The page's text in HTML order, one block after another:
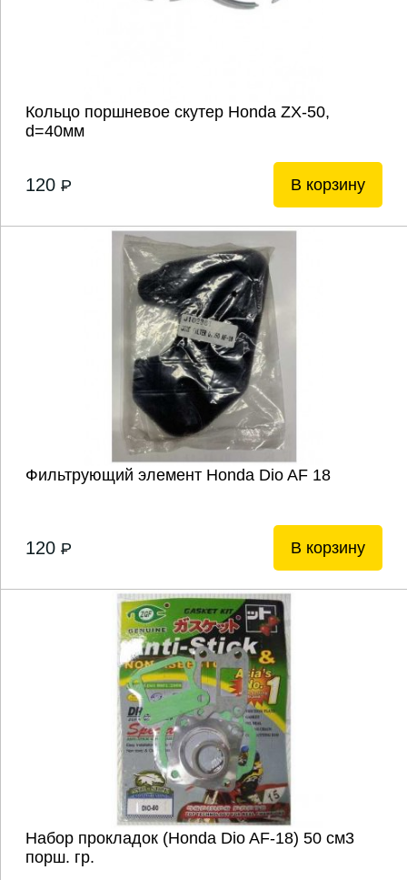
Кольцо поршневое скутер Honda ZX-50,
d=40мм
120 P В корзину
Фильтрующий элемент Honda Dio AF 18
120 P В корзину
Набор прокладок (Honda Dio AF-18) 50 см3
порш. гр.